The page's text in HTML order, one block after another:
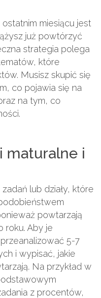
miesiącu jest
już powtórzyć
strategia polega
które
Musisz skupić się
co pojawia się na
na tym, co
maturalne i
lub działy, które
powtarzają
roku. Aby je
5-7
i wypisać, jakie
Na przykład w
z procentów,